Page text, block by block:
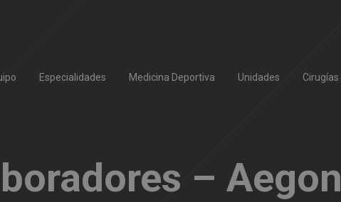
Especialidades Medicina Deportiva Unidades Cirugías
– Aegon